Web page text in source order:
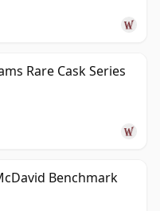
Rare Cask Series
Benchmark